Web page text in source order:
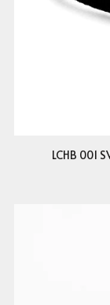
LCHB 001